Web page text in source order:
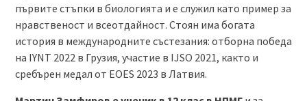
първите стъпки в биологията и е служил като пример за
нравственост и всеотдайност. Стоян има богата
история в международните състезания: отборна победа
на IYNT 2022 в Грузия, участие в IJSO 2021, както и
сребърен медал от EOES 2023 в Латвия.